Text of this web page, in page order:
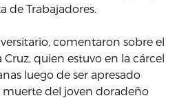
de Trabajadores.
comentaron sobre el
quien estuvo en la cárcel
luego de ser apresado
del joven doradeño